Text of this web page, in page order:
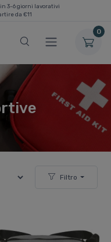
3-6 giorni lavorativi
da €11
0
Filtro